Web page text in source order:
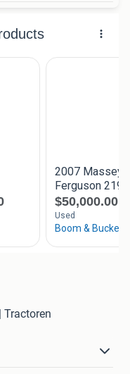
Tractoren